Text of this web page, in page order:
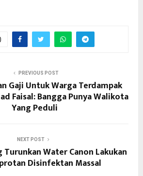
PREVIOUS POST
Gaji Untuk Warga Terdampak
Faisal: Bangga Punya Walikota
Yang Peduli
NEXT POST
Water Canon Lakukan
Disinfektan Massal